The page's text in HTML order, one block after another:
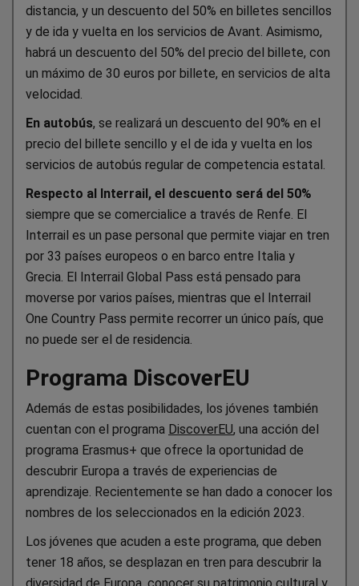
distancia, y un descuento del 50% en billetes sencillos
y de ida y vuelta en los servicios de Avant. Asimismo,
habrá un descuento del 50% del precio del billete, con
un máximo de 30 euros por billete, en servicios de alta
velocidad.
En autobús, se realizará un descuento del 90% en el
precio del billete sencillo y el de ida y vuelta en los
servicios de autobús regular de competencia estatal.
Respecto al Interrail, el descuento será del 50%
siempre que se comercialice a través de Renfe. El
Interrail es un pase personal que permite viajar en tren
por 33 países europeos o en barco entre Italia y
Grecia. El Interrail Global Pass está pensado para
moverse por varios países, mientras que el Interrail
One Country Pass permite recorrer un único país, que
no puede ser el de residencia.
Programa DiscoverEU
Además de estas posibilidades, los jóvenes también
cuentan con el programa DiscoverEU, una acción del
programa Erasmus+ que ofrece la oportunidad de
descubrir Europa a través de experiencias de
aprendizaje. Recientemente se han dado a conocer los
nombres de los seleccionados en la edición 2023.
Los jóvenes que acuden a este programa, que deben
tener 18 años, se desplazan en tren para descubrir la